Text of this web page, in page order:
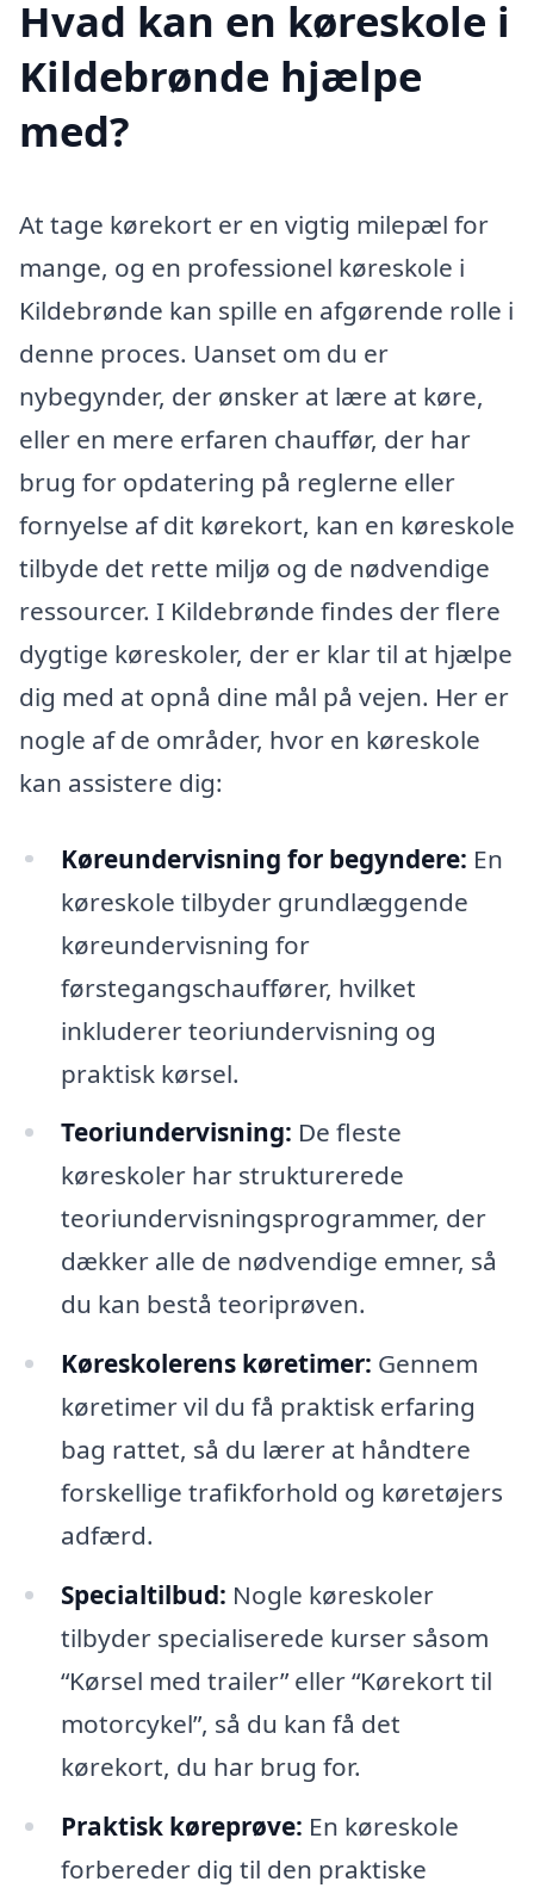
Hvad kan en køreskole i
Kildebrønde hjælpe
med?
At tage kørekort er en vigtig milepæl for
mange, og en professionel køreskole i
Kildebrønde kan spille en afgørende rolle i
denne proces. Uanset om du er
nybegynder, der ønsker at lære at køre,
eller en mere erfaren chauffør, der har
brug for opdatering på reglerne eller
fornyelse af dit kørekort, kan en køreskole
tilbyde det rette miljø og de nødvendige
ressourcer. I Kildebrønde findes der flere
dygtige køreskoler, der er klar til at hjælpe
dig med at opnå dine mål på vejen. Her er
nogle af de områder, hvor en køreskole
kan assistere dig:
Køreundervisning for begyndere: En
køreskole tilbyder grundlæggende
køreundervisning for
førstegangschauffører, hvilket
inkluderer teoriundervisning og
praktisk kørsel.
Teoriundervisning: De fleste
køreskoler har strukturerede
teoriundervisningsprogrammer, der
dækker alle de nødvendige emner, så
du kan bestå teoriprøven.
Køreskolerens køretimer: Gennem
køretimer vil du få praktisk erfaring
bag rattet, så du lærer at håndtere
forskellige trafikforhold og køretøjers
adfærd.
Specialtilbud: Nogle køreskoler
tilbyder specialiserede kurser såsom
“Kørsel med trailer” eller “Kørekort til
motorcykel”, så du kan få det
kørekort, du har brug for.
Praktisk køreprøve: En køreskole
forbereder dig til den praktiske